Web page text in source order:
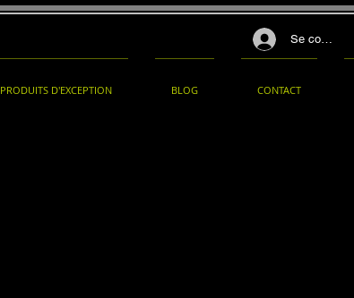
Se connecter
PRODUITS D'EXCEPTION BLOG CONTACT